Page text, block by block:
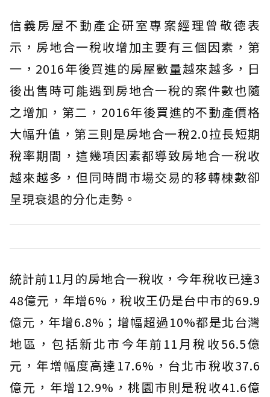
信義房屋不動產企研室專案經理曾敬德表
示，房地合一稅收增加主要有三個因素，第
一，2016年後買進的房屋數量越來越多，日
後出售時可能遇到房地合一稅的案件數也隨
之增加，第二，2016年後買進的不動產價格
大幅升值，第三則是房地合一稅2.0拉長短期
稅率期間，這幾項因素都導致房地合一稅收
越來越多，但同時間市場交易的移轉棟數卻
呈現衰退的分化走勢。
統計前11月的房地合一稅收，今年稅收已達3
48億元，年增6%，稅收王仍是台中市的69.9
億元，年增6.8%；增幅超過10%都是北台灣
地區，包括新北市今年前11月稅收56.5億
元，年增幅度高達17.6%，台北市稅收37.6
億元，年增12.9%，桃園市則是稅收41.6億